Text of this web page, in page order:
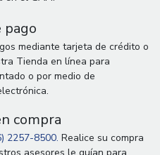
pago
mediante tarjeta de crédito o
Tienda en línea para
o por medio de
compra
2257-8500. Realice su compra
asesores le guían para